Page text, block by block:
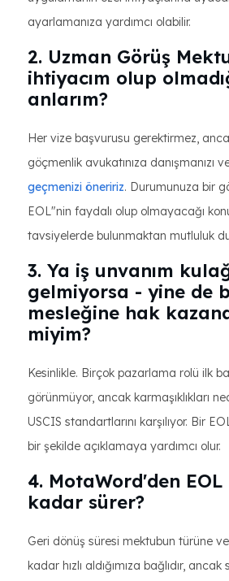
ayarlamanıza yardımcı olabilir.
2. Uzman Görüş
ihtiyacım olup
anlarım?
Her vize başvurusu gerektirmez,
göçmenlik avukatınıza danışmanızı
geçmenizi öneririz. Durumunuza bir
EOL"nin faydalı olup olmayacağı
tavsiyelerde bulunmaktan mutluluk
3. Ya iş unvanım
gelmiyorsa - yine de
mesleğine hak
miyim?
Kesinlikle. Birçok pazarlama rolü ilk
görünmüyor, ancak karmaşıklıkları
USCIS standartlarını karşılıyor. Bir
bir şekilde açıklamaya yardımcı olur.
4. MotaWord'den
kadar sürer?
Geri dönüş süresi mektubun türüne
kadar hızlı aldığımıza bağlıdır, ancak